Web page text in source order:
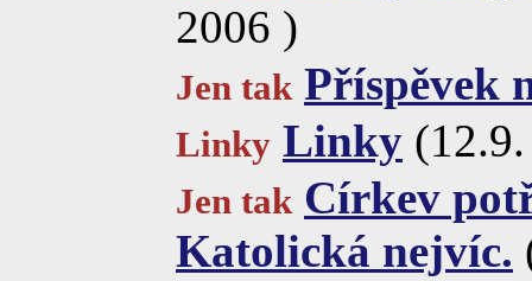
2006 )
Jen tak Příspěvek
Linky Linky
Jen tak Církev
Katolická nejvíc.